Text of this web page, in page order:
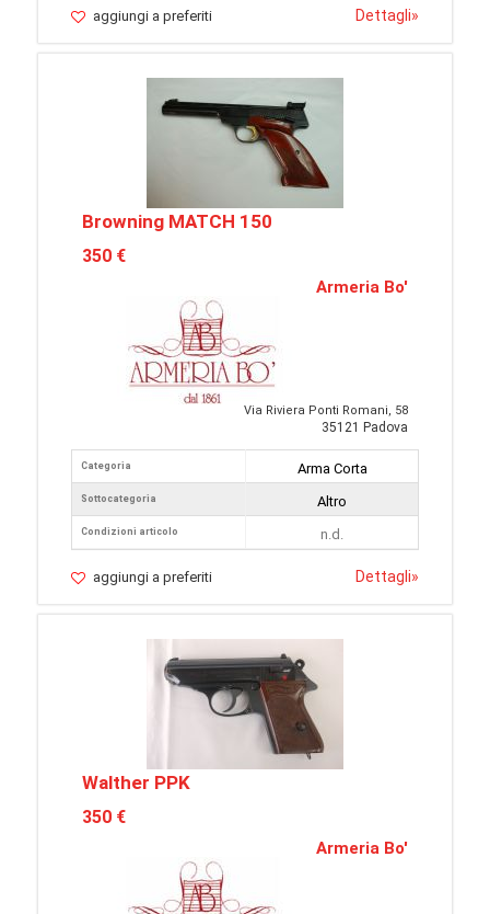
aggiungi a preferiti Dettagli»
Browning MATCH 150
350 €
Armeria Bo'
Via Riviera Ponti Romani, 58
35121 Padova
Categoria
Sottocategoria
Condizioni articolo
Arma Corta
Altro
n.d.
aggiungi a preferiti Dettagli»
Walther PPK
350 €
Armeria Bo'